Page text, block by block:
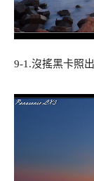
9-1.沒搖黑卡照